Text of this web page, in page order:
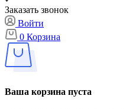
Заказать звонок
Войти
0 Корзина
Ваша корзина пуста